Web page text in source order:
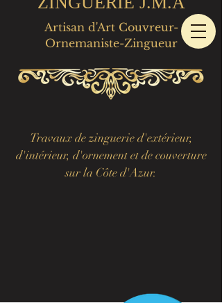
Artisan d'Art Couvreur-
Ornemaniste-Zingueur
Travaux de zinguerie d'extérieur,
d'intérieur, d'ornement et de couverture
sur la Côte d'Azur.